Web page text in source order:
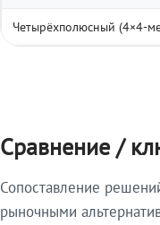
Четырёхполюсный (4×4-
Сравнение /
Сопоставление
рыночными